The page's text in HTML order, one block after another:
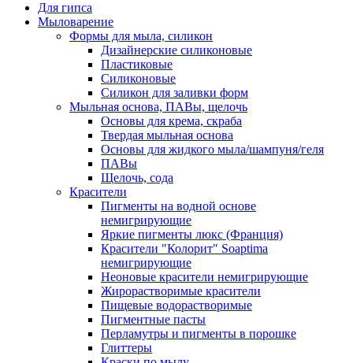
Для гипса
Мыловарение
Формы для мыла, силикон
Дизайнерские силиконовые
Пластиковые
Силиконовые
Силикон для заливки форм
Мыльная основа, ПАВы, щелочь
Основы для крема, скраба
Твердая мыльная основа
Основы для жидкого мыла/шампуня/геля
ПАВы
Щелочь, сода
Красители
Пигменты на водной основе
немигрирующие
Яркие пигменты люкс (Франция)
Красители "Колорит" Soaptima
немигрирующие
Неоновые красители немигрирующие
Жирорастворимые красители
Пищевые водорастворимые
Пигментные пасты
Перламутры и пигменты в порошке
Глиттеры